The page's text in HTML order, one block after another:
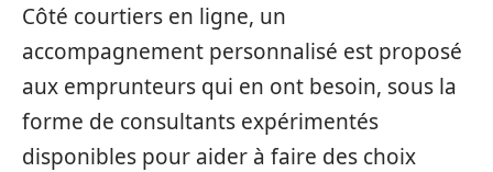
Côté courtiers en ligne, un
accompagnement personnalisé est proposé
aux emprunteurs qui en ont besoin, sous la
forme de consultants expérimentés
disponibles pour aider à faire des choix